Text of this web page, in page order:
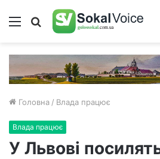
Меню Пошук
Головна / Влада працює
Влада працює
У Львові